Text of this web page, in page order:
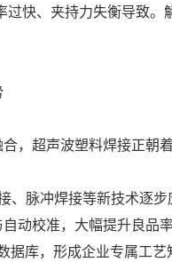
过快、夹持力失衡导致
，超声波塑料焊接正朝
、脉冲焊接等新技术逐
动校准，大幅提升良品
据库，形成企业专属工